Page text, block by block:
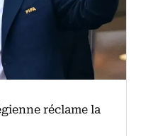
réclame la